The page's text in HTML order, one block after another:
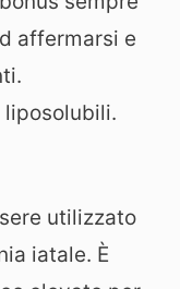
affermarsi e
liposolubili.
utilizzato
iatale. È